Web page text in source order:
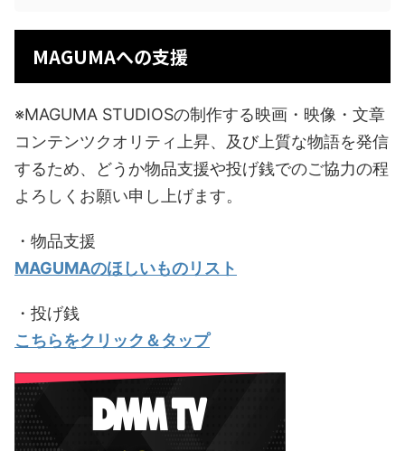
MAGUMAへの支援
※MAGUMA STUDIOSの制作する映画・映像・文章
コンテンツクオリティ上昇、及び上質な物語を発信
するため、どうか物品支援や投げ銭でのご協力の程
よろしくお願い申し上げます。
・物品支援
MAGUMAのほしいものリスト
・投げ銭
こちらをクリック＆タップ